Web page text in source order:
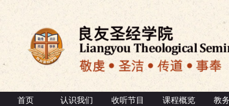
首页 认识我们 收听节目 课程概览 教